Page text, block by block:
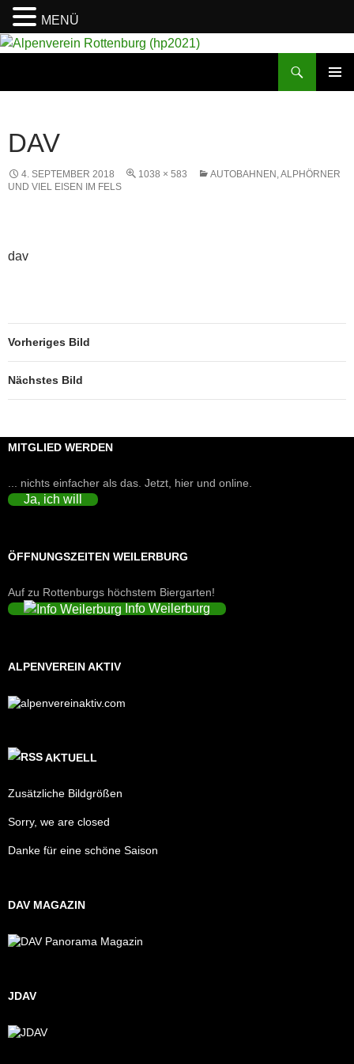
DAV
4. SEPTEMBER 2018 1038 × 583
AUTOBAHNEN, ALPHÖRNER
UND VIEL EISEN IM FELS
dav
Vorheriges Bild
Nächstes Bild
MITGLIED WERDEN
... nichts einfacher als das. Jetzt, hier und online.
Ja, ich will
ÖFFNUNGSZEITEN WEILERBURG
Auf zu Rottenburgs höchstem Biergarten!
Info Weilerburg
ALPENVEREIN AKTIV
AKTUELL
Zusätzliche Bildgrößen
Sorry, we are closed
Danke für eine schöne Saison
DAV MAGAZIN
JDAV
MENÜ